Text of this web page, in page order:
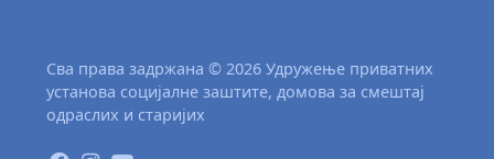
Сва права задржана © 2026 Удружење приватних
установа социјалне заштите, домова за смештај
одраслих и старијих